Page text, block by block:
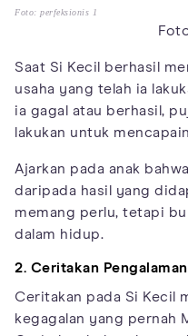
Foto: perfeksionis 1
Saat Si Kecil berhasil
usaha yang telah ia
ia gagal atau berhasil,
lakukan untuk
Ajarkan pada anak
daripada hasil yang
memang perlu, tetapi
dalam hidup.
2. Ceritakan
Ceritakan pada Si Kecil
kegagalan yang pernah